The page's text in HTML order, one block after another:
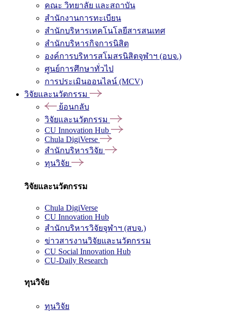
คณะ วิทยาลัย และสถาบัน
สำนักงานการทะเบียน
สำนักบริหารเทคโนโลยีสารสนเทศ
สำนักบริหารกิจการนิสิต
องค์การบริหารสโมสรนิสิตจุฬาฯ (อบจ.)
ศูนย์การศึกษาทั่วไป
การประเมินออนไลน์ (MCV)
วิจัยและนวัตกรรม
ย้อนกลับ
วิจัยและนวัตกรรม
CU Innovation Hub
Chula DigiVerse
สำนักบริหารวิจัย
ทุนวิจัย
วิจัยและนวัตกรรม
Chula DigiVerse
CU Innovation Hub
สำนักบริหารวิจัยจุฬาฯ (สบจ.)
ข่าวสารงานวิจัยและนวัตกรรม
CU Social Innovation Hub
CU-Daily Research
ทุนวิจัย
ทุนวิจัย